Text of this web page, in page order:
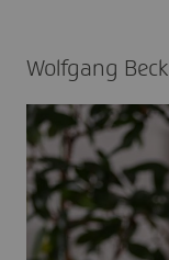
Wolf­gang Beck